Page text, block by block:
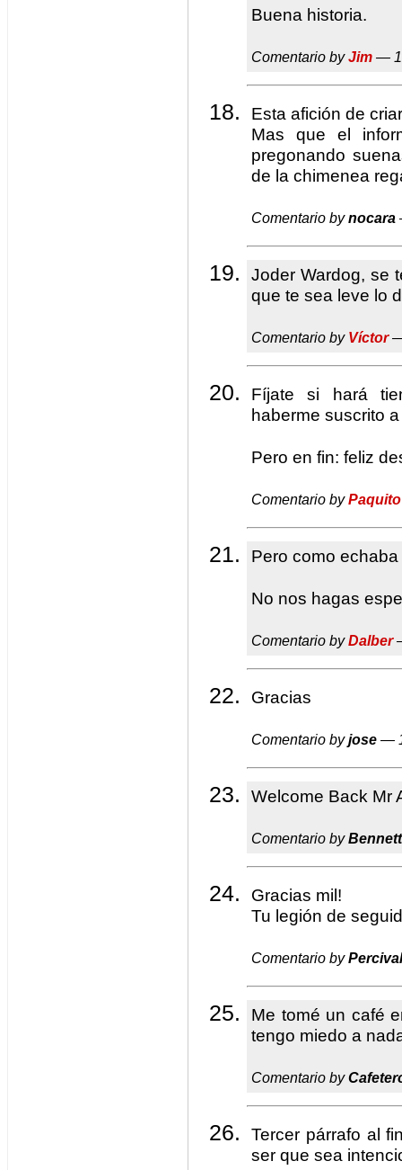
Buena historia.
Comentario byJim — 1
Esta afición de
Mas que el
pregonando
de la chimenea
Comentario bynocara
Joder Wardog, se
que te sea leve lo
Comentario by Víctor—
Fíjate si hará
haberme suscrito
Pero en fin: feliz
Comentario byPaquito
Pero como
No nos hagas
Comentario byDalber
Gracias
Comentario byjose —
Welcome Back Mr
Comentario byBennett
Gracias mil!
Tu legión de
Comentario byPercival
Me tomé un café
tengo miedo a
Comentario by
Tercer párrafo al
ser que sea